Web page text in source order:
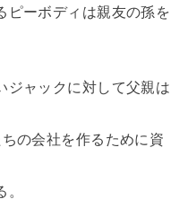
ピーボディは親友の孫を
ジャックに対して父親は
の会社を作るために資